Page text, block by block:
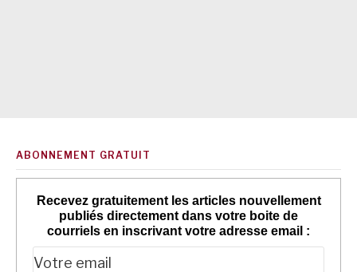
ABONNEMENT GRATUIT
Recevez gratuitement les articles nouvellement
publiés directement dans votre boite de
courriels en inscrivant votre adresse email :